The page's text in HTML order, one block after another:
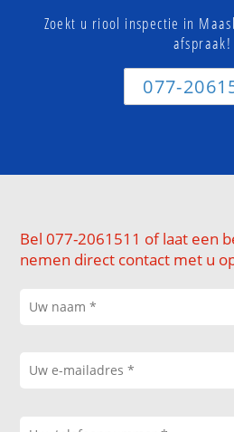
Zoekt u riool inspectie in
afspraak!
077-
Bel 077-2061511 of laat een
nemen direct contact met u